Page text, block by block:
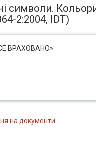
символи.
2:2004, IDT)
ВРАХОВАНО»
на документи